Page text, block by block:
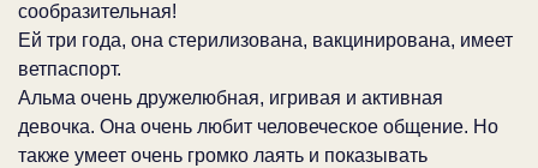
сообразительная!
Ей три года, она стерилизована, вакцинирована, имеет
ветпаспорт.
Альма очень дружелюбная, игривая и активная
девочка. Она очень любит человеческое общение. Но
также умеет очень громко лаять и показывать